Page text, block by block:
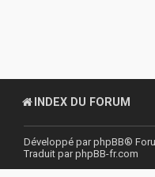
INDEX DU FORUM
Développé parphpBB®
Traduit parphpBB-fr.com